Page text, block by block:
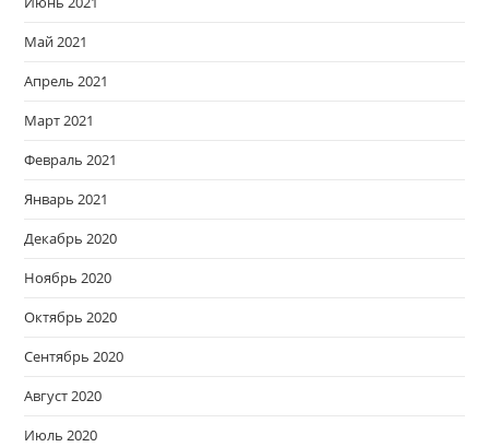
Май 2021
Апрель 2021
Март 2021
Февраль 2021
Январь 2021
Декабрь 2020
Ноябрь 2020
Октябрь 2020
Сентябрь 2020
Август 2020
Июль 2020